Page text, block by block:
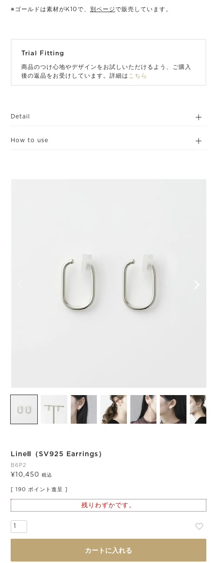
※ゴールドは素材がK10で、 別ページで販売しています。
Trial Fitting
商品のつけ心地やデザインをお試しいただけるよう、ご購入
後の返品をお受けしています。詳細は こちら
Detail
How to use
イヤリングを落とさないコツ
LineⅡ（SV925 Earrings）
B6P2
¥10,450 税込
[ 190 ポイント進呈 ]
残りわずかです。
カートに入れる